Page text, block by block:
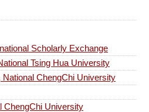
Scholarly Exchange
Tsing Hua University
ChengChi University
ChengChi University